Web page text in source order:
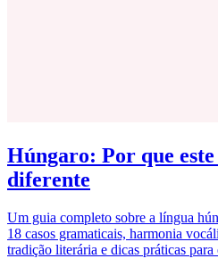
Húngaro: Por que
diferente
Um guia completo sobre a língua
18 casos gramaticais, harmonia
tradição literária e dicas práticas para